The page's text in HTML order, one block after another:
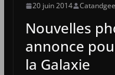
20 juin 2014
Nouvelles
annonce
la Galaxie